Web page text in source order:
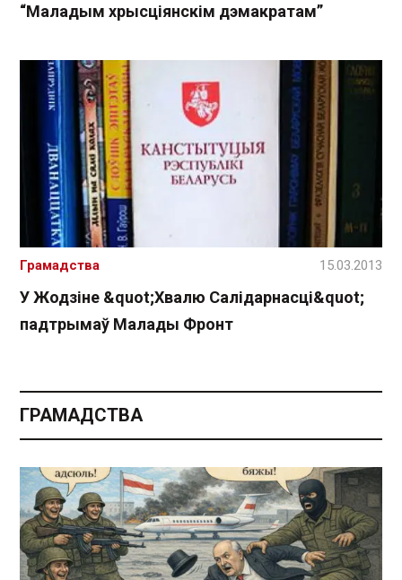
“Маладым хрысціянскім дэмакратам”
У Жодзіне &quot;Хвалю Салідарнасці&quot;
падтрымаў Малады Фронт
Грамадства 15.03.2013
ГРАМАДСТВА